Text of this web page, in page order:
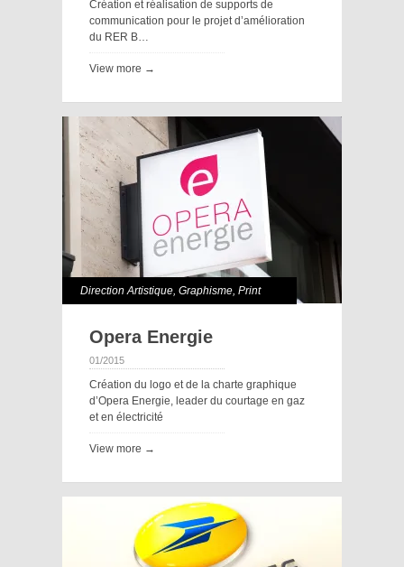
Création et réalisation de supports de
communication pour le projet d’amélioration
du RER B…
View more →
Direction Artistique, Graphisme, Print
Opera Energie
01/2015
Création du logo et de la charte graphique
d’Opera Energie, leader du courtage en gaz
et en électricité
View more →